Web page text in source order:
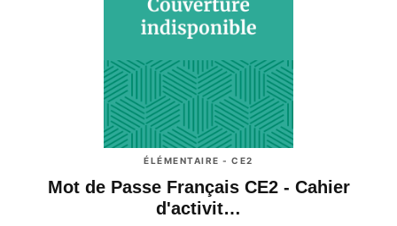
ÉLÉMENTAIRE - CE2
Mot de Passe Français CE2 - Cahier
d'activit…